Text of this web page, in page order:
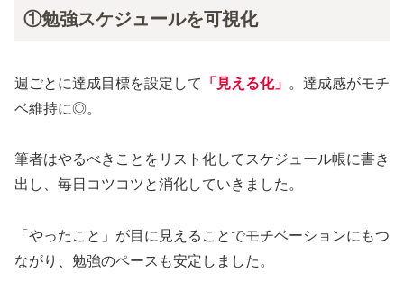
①勉強スケジュールを可視化
週ごとに達成目標を設定して 「見える化」 。達成感がモチ
ベ維持に◎。
筆者はやるべきことをリスト化してスケジュール帳に書き
出し、毎日コツコツと消化していきました。
「やったこと」が目に見えることでモチベーションにもつ
ながり、勉強のペースも安定しました。